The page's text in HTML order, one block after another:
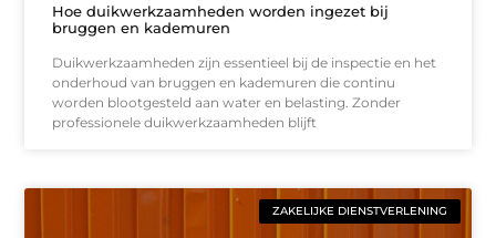
Hoe duikwerkzaamheden worden ingezet bij
bruggen en kademuren
Duikwerkzaamheden zijn essentieel bij de inspectie en het
onderhoud van bruggen en kademuren die continu
worden blootgesteld aan water en belasting. Zonder
professionele duikwerkzaamheden blijft
ZAKELIJKE DIENSTVERLENING